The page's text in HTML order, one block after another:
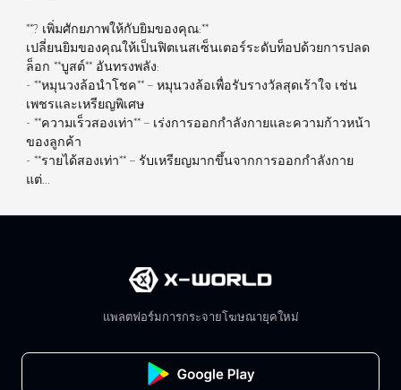
**? เพิ่มศักยภาพให้กับยิมของคุณ:**
เปลี่ยนยิมของคุณให้เป็นฟิตเนสเซ็นเตอร์ระดับท็อปด้วยการปลด
ล็อก **บูสต์** อันทรงพลัง:
- **หมุนวงล้อนำโชค** – หมุนวงล้อเพื่อรับรางวัลสุดเร้าใจ เช่น
เพชรและเหรียญพิเศษ
- **ความเร็วสองเท่า** – เร่งการออกกำลังกายและความก้าวหน้า
ของลูกค้า
- **รายได้สองเท่า** – รับเหรียญมากขึ้นจากการออกกำลังกาย
แต่...
แพลตฟอร์มการกระจายโฆษณายุคใหม่